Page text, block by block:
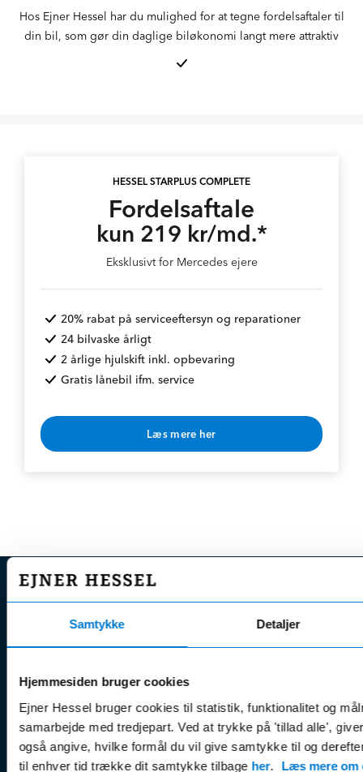
Samtykke Detaljer
Hjemmesiden bruger cookies
Ejner Hessel bruger cookies til statistik, funktionalitet og
samarbejde med tredjepart. Ved at trykke på 'tillad alle',
også angive, hvilke formål du vil give samtykke til og
til enhver tid trække dit samtykke tilbage her. Læs mere om
Hos Ejner Hessel har du mulighed for at tegne fordelsaftaler til
din bil, som gør din daglige biløkonomi langt mere attraktiv
HESSEL STARPLUS COMPLETE
Fordelsaftale
kun 219 kr/md.*
Eksklusivt for Mercedes ejere
20% rabat på serviceeftersyn og reparationer
24 bilvaske årligt
2 årlige hjulskift inkl. opbevaring
Gratis lånebil ifm. service
Læs mere her
EJNER HESSEL
CVR nr.:58811211
E-mail:
info@hessel.dk
Åbningstider
Brugte biler
Nye biler
Fordels- &
online
Find
Find